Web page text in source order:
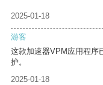
2025-01-18
游客
这款加速器VPM应用程序
护。
2025-01-18